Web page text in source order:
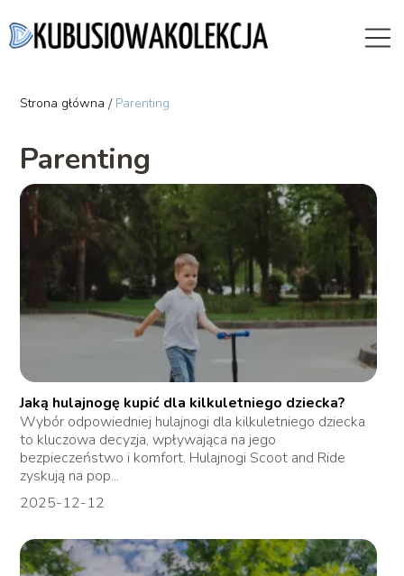
Strona główna / Parenting
Parenting
Jaką hulajnogę kupić dla kilkuletniego dziecka?
Wybór odpowiedniej hulajnogi dla kilkuletniego dziecka
to kluczowa decyzja, wpływająca na jego
bezpieczeństwo i komfort. Hulajnogi Scoot and Ride
zyskują na pop...
2025-12-12